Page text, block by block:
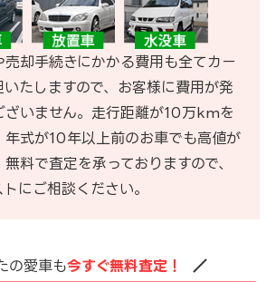
売却手続きにかかる費用も全てカー
いたしますので、お客様に費用が発
ざいません。走行距離が10万kmを
年式が10年以上前のお車でも高値が
料で査定を承っておりますので、
にご相談ください。
の愛車も今すぐ無料査定！